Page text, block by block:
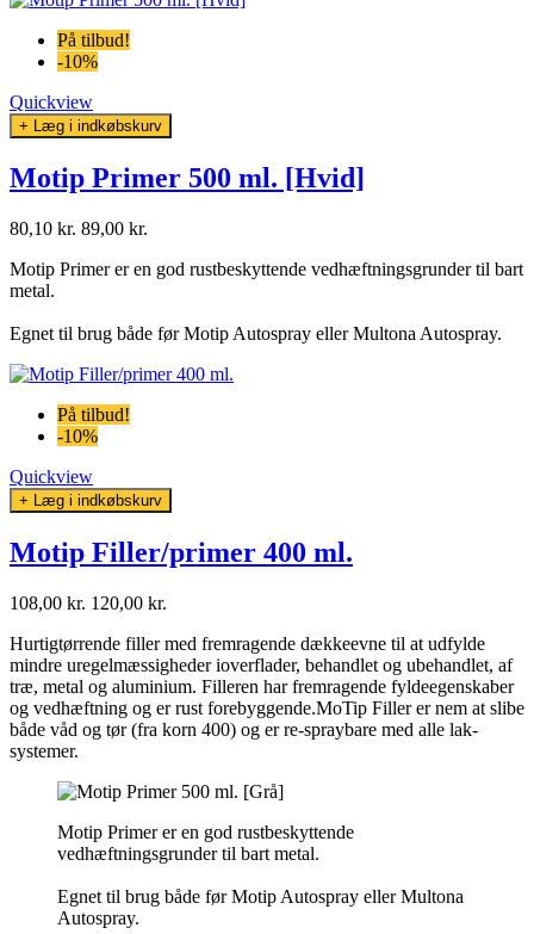
På tilbud!
-10%
Quickview
+ Læg i indkøbskurv
Motip Primer 500 ml. [Hvid]
80,10 kr. 89,00 kr.
Motip Primer er en god rustbeskyttende vedhæftningsgrunder til bart
metal.
Egnet til brug både før Motip Autospray eller Multona Autospray.
På tilbud!
-10%
Quickview
+ Læg i indkøbskurv
Motip Filler/primer 400 ml.
108,00 kr. 120,00 kr.
Hurtigtørrende filler med fremragende dækkeevne til at udfylde
mindre uregelmæssigheder ioverflader, behandlet og ubehandlet, af
træ, metal og aluminium. Filleren har fremragende fyldeegenskaber
og vedhæftning og er rust forebyggende.MoTip Filler er nem at slibe
både våd og tør (fra korn 400) og er re-spraybare med alle lak-
systemer.
Motip Primer er en god rustbeskyttende
vedhæftningsgrunder til bart metal.
Egnet til brug både før Motip Autospray eller Multona
Autospray.